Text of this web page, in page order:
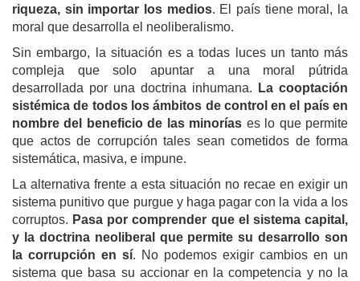
riqueza, sin importar los medios. El país tiene moral, la
moral que desarrolla el neoliberalismo.
Sin embargo, la situación es a todas luces un tanto más
compleja que solo apuntar a una moral pútrida
desarrollada por una doctrina inhumana.
La cooptación
sistémica de todos los ámbitos de control en el país en
nombre del beneficio de las minorías es lo que permite
que actos de corrupción tales sean cometidos de forma
sistemática, masiva, e impune.
La alternativa frente a esta situación no recae en exigir un
sistema punitivo que purgue y haga pagar con la vida a los
corruptos. Pasa por comprender que el sistema capital,
y la doctrina neoliberal que permite su desarrollo son
la corrupción en sí. No podemos exigir cambios en un
sistema que basa su accionar en la competencia y no la